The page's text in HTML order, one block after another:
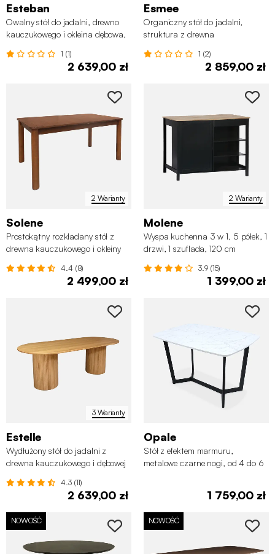
Esteban
Owalny stół do jadalni, drewno
kauczukowego i okleina dębowa,
1 (1)
2 639,00 zł
Esmee
Organiczny stół do jadalni,
struktura z drewna
1 (2)
2 859,00 zł
2 Warianty
Solene
Prostokątny rozkładany stół z
drewna kauczukowego i okleiny
4.4 (8)
2 499,00 zł
2 Warianty
Molene
Wyspa kuchenna 3 w 1, 5 półek, 1
drzwi, 1 szuflada, 120 cm
3.9 (15)
1 399,00 zł
3 Warianty
Estelle
Wydłużony stół do jadalni z
drewna kauczukowego i dębowej
4.3 (11)
2 639,00 zł
Opale
Stół z efektem marmuru,
metalowe czarne nogi, od 4 do 6
1 759,00 zł
NOWOŚĆ NOWOŚĆ